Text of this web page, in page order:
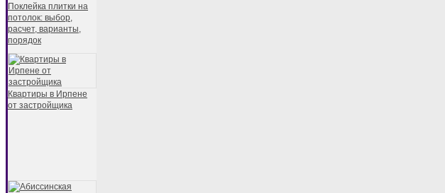
Поклейка плитки на
потолок: выбор,
расчет, варианты,
порядок
Квартиры в Ирпене
от застройщика